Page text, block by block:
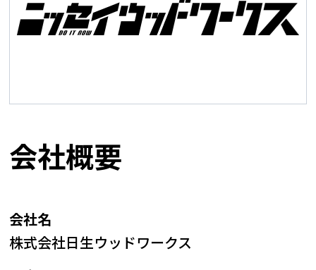
会社概要
会社名
株式会社日生ウッドワークス